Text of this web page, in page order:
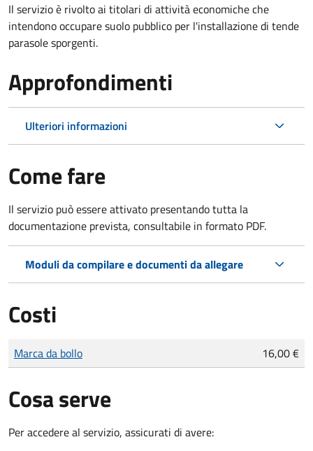
Il servizio è rivolto ai titolari di attività economiche che
intendono occupare suolo pubblico per l'installazione di tende
parasole sporgenti.
Approfondimenti
Ulteriori informazioni
Come fare
Il servizio può essere attivato presentando tutta la
documentazione prevista, consultabile in formato PDF.
Moduli da compilare e documenti da allegare
Costi
Tipo di pagamento
Importo
Marca da bollo 16,00 €
Cosa serve
Per accedere al servizio, assicurati di avere: